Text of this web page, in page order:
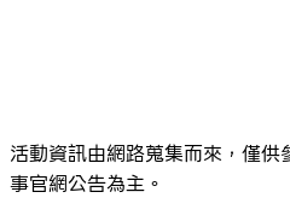
活動資訊由網路蒐集而來，僅
事官網公告為主。